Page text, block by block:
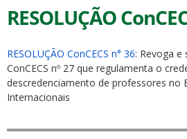
RESOLUÇÃO
RESOLUÇÃO ConCECS n° 36: Revoga e
ConCECS nº 27 que regulamenta o
descredenciamento de professores no
Internacionais